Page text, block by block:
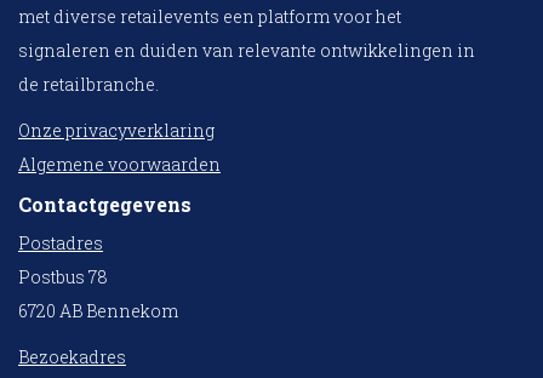
met diverse retailevents een platform voor het
signaleren en duiden van relevante ontwikkelingen in
de retailbranche.
Onze privacyverklaring
Algemene voorwaarden
Contactgegevens
Postadres
Postbus 78
6720 AB Bennekom
Bezoekadres